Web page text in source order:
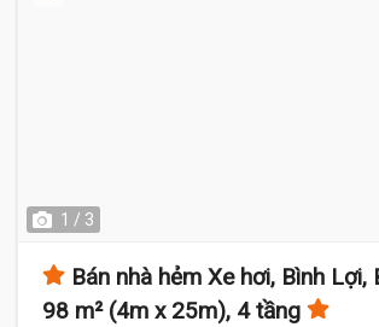
1 / 3
Bán nhà hẻm Xe hơi, Bình Lợi,
98 m² (4m x 25m), 4 tầng